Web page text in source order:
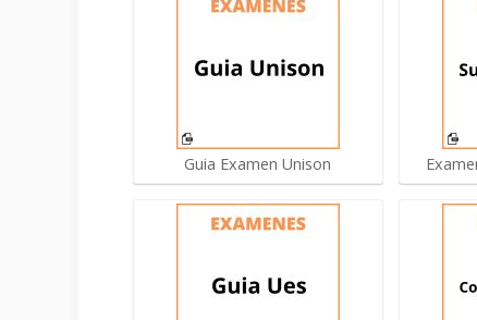
Guia Examen Unison